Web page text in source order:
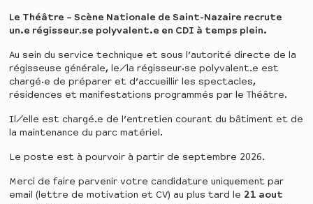
Le Théâtre – Scène Nationale de Saint-Nazaire recrute
un.e régisseur.se polyvalent.e en CDI à temps plein.
Au sein du service technique et sous l’autorité directe de la
régisseuse générale, le/la régisseur·se polyvalent.e est
chargé·e de préparer et d’accueillir les spectacles,
résidences et manifestations programmés par le Théâtre.
Il/elle est chargé.e de l’entretien courant du bâtiment et de
la maintenance du parc matériel.
Le poste est à pourvoir à partir de septembre 2026.
Merci de faire parvenir votre candidature uniquement par
email (lettre de motivation et CV) au plus tard le 21 aout